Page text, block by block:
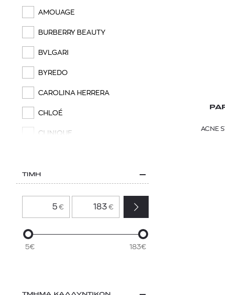
AMOUAGE
BURBERRY BEAUTY
BVLGARI
BYREDO
CAROLINA HERRERA
CHLOÉ
CLINIQUE
DIPTYQUE
ΤΙΜΗ
€ €
5€ 183€
ACNE